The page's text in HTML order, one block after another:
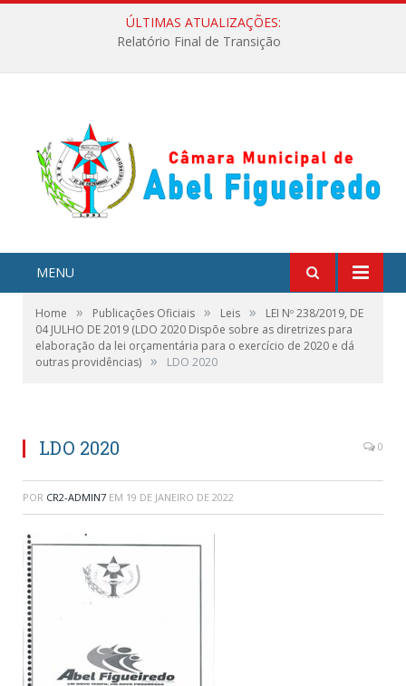
ÚLTIMAS ATUALIZAÇÕES:
Relatório Final de Transição
MENU
Home » Publicações Oficiais » Leis »
LEI Nº 238/2019, DE
04 JULHO DE 2019 (LDO 2020 Dispõe sobre as diretrizes para
elaboração da lei orçamentária para o exercício de 2020 e dá
outras providências) » LDO 2020
LDO 2020 0
POR CR2-ADMIN7 EM 19 DE JANEIRO DE 2022